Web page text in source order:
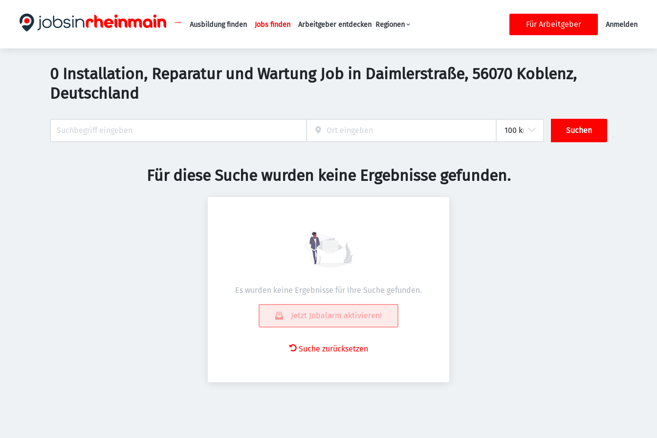
Haupt-Navigation
Ausbildung finden Jobs finden Arbeitgeber entdecken Regionen Für Arbeitgeber Anmelden
0 Installation, Reparatur und Wartung Job in Daimlerstraße, 56070 Koblenz,
Deutschland
Suchen
Für diese Suche wurden keine Ergebnisse gefunden.
Es wurden keine Ergebnisse für Ihre Suche gefunden.
Jetzt Jobalarm aktivieren!
Suche zurücksetzen